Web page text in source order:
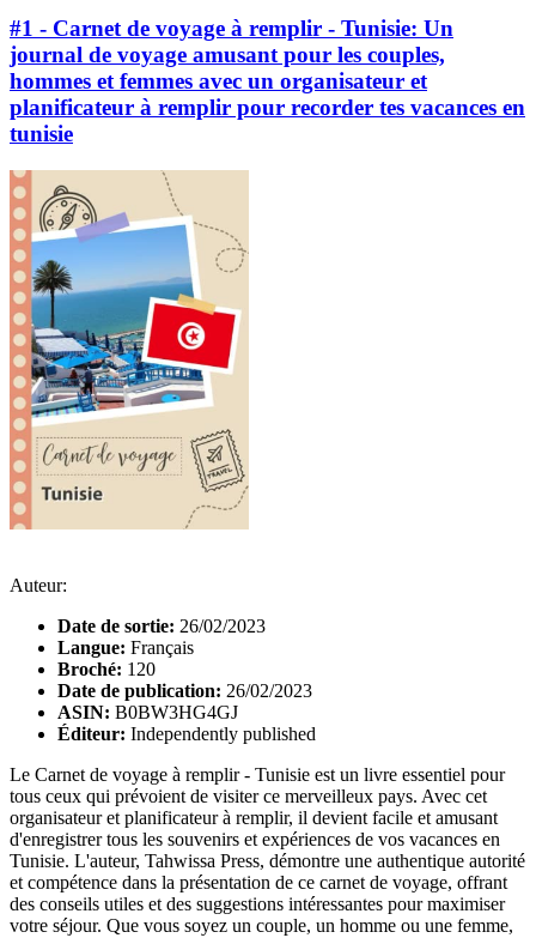
#1 - Carnet de voyage à remplir - Tunisie: Un
journal de voyage amusant pour les couples,
hommes et femmes avec un organisateur et
planificateur à remplir pour recorder tes vacances en
tunisie
Auteur:
Date de sortie: 26/02/2023
Langue: Français
Broché: 120
Date de publication: 26/02/2023
ASIN: B0BW3HG4GJ
Éditeur: Independently published
Le Carnet de voyage à remplir - Tunisie est un livre essentiel pour
tous ceux qui prévoient de visiter ce merveilleux pays. Avec cet
organisateur et planificateur à remplir, il devient facile et amusant
d'enregistrer tous les souvenirs et expériences de vos vacances en
Tunisie. L'auteur, Tahwissa Press, démontre une authentique autorité
et compétence dans la présentation de ce carnet de voyage, offrant
des conseils utiles et des suggestions intéressantes pour maximiser
votre séjour. Que vous soyez un couple, un homme ou une femme,